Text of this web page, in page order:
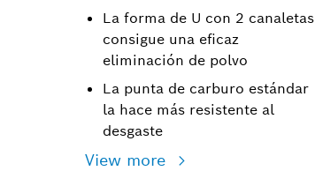
La forma de U con 2 canaletas
consigue una eficaz
eliminación de polvo
La punta de carburo estándar
la hace más resistente al
desgaste
View more